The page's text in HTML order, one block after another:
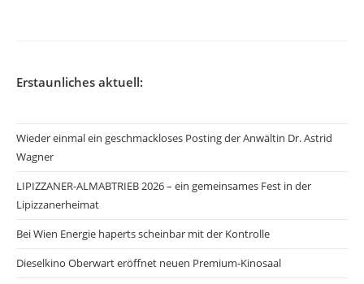
Erstaunliches aktuell:
Wieder einmal ein geschmackloses Posting der Anwältin Dr. Astrid
Wagner
LIPIZZANER-ALMABTRIEB 2026 – ein gemeinsames Fest in der
Lipizzanerheimat
Bei Wien Energie haperts scheinbar mit der Kontrolle
Dieselkino Oberwart eröffnet neuen Premium-Kinosaal